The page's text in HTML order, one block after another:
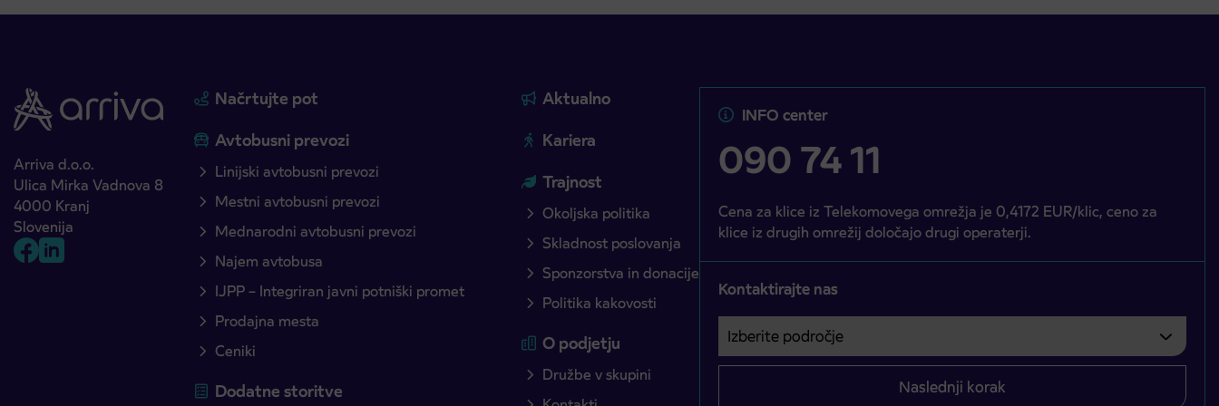
Arriva d.o.o.
Ulica Mirka Vadnova 8
4000 Kranj
Slovenija
Načrtujte pot
Avtobusni prevozi
Linijski avtobusni prevozi
Mestni avtobusni prevozi
Mednarodni avtobusni prevozi
Najem avtobusa
IJPP – Integriran javni potniški promet
Prodajna mesta
Ceniki
Dodatne storitve
Aktualno
Kariera
Trajnost
Okoljska politika
Skladnost poslovanja
Sponzorstva in donacije
Politika kakovosti
O podjetju
Družbe v skupini
INFO center
090 74 11
Cena za klice iz Telekomovega omrežja je 0,4172 EUR/klic, ceno za
klice iz drugih omrežij določajo drugi operaterji.
Kontaktirajte nas
Izberite področje
Področje je obvezno izbrati.
Naslednji korak